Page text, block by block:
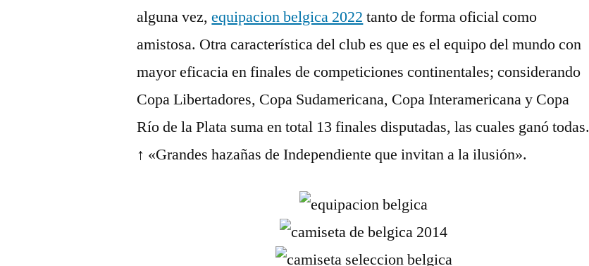
alguna vez,equipacion belgica 2022 tanto de forma oficial como
amistosa. Otra característica del club es que es el equipo del mundo con
mayor eficacia en finales de competiciones continentales; considerando
Copa Libertadores, Copa Sudamericana, Copa Interamericana y Copa
Río de la Plata suma en total 13 finales disputadas, las cuales ganó todas.
↑ «Grandes hazañas de Independiente que invitan a la ilusión».